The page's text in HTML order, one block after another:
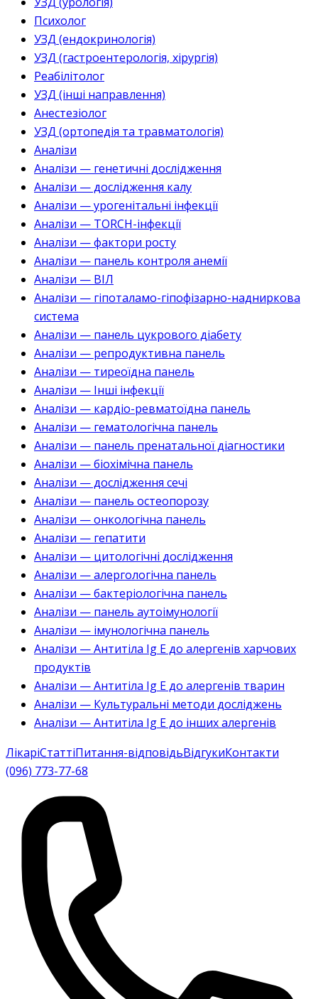
Психолог
УЗД (ендокринологія)
УЗД (гастроентерологія, хірургія)
Реабілітолог
УЗД (інші направлення)
Анестезіолог
УЗД (ортопедія та травматологія)
Аналізи
Аналізи — генетичні дослідження
Аналізи — дослідження калу
Аналізи — урогенітальні інфекції
Аналізи — TORCH-інфекції
Аналізи — фактори росту
Аналізи — панель контроля анемії
Аналізи — ВІЛ
Аналізи — гіпоталамо-гіпофізарно-надниркова
система
Аналізи — панель цукрового діабету
Аналізи — репродуктивна панель
Аналізи — тиреоїдна панель
Аналізи — Інші інфекції
Аналізи — кардіо-ревматоїдна панель
Аналізи — гематологічна панель
Аналізи — панель пренатальної діагностики
Аналізи — біохімічна панель
Аналізи — дослідження сечі
Аналізи — панель остеопорозу
Аналізи — онкологічна панель
Аналізи — гепатити
Аналізи — цитологічні дослідження
Аналізи — алергологічна панель
Аналізи — бактеріологічна панель
Аналізи — панель аутоімунології
Аналізи — імунологічна панель
Аналізи — Антитіла Ig E до алергенів харчових
продуктів
Аналізи — Антитіла Ig E до алергенів тварин
Аналізи — Культуральні методи досліджень
Аналізи — Антитіла Ig E до інших алергенів
ЛікаріСтаттіПитання-відповідьВідгукиКонтакти
(096) 773-77-68